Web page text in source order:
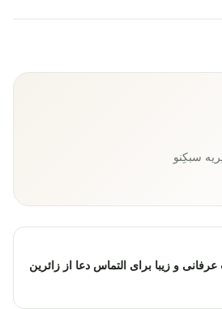
سبکِنو
و زیبا برای التماس دعا از زائرین